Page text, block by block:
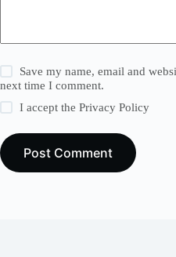
Save my name, email and
next time I comment.
I accept thePrivacy Policy
Post Comment